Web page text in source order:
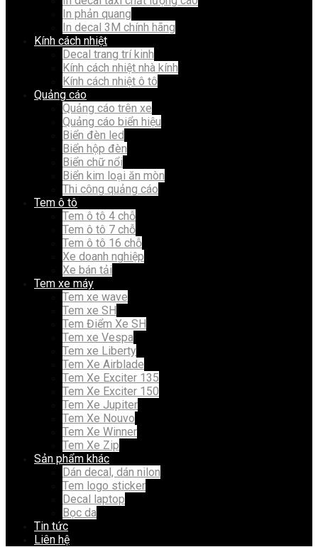
In phản quang
In decal 3M chính hãng
Kính cách nhiệt
Decal trang trí kinh
Kính cách nhiệt nhà kính
Kính cách nhiệt ô tô
Quảng cáo
Quảng cáo trên xe
Quảng cáo biển hiệu
Biển đèn led
Biển hộp đèn
Biển chữ nổi
Biển kim loại ăn mòn
Thi công quảng cáo
Tem ô tô
Tem ô tô 4 chỗ
Tem ô tô 7 chỗ
Tem ô tô 16 chỗ
Xe doanh nghiệp
Xe bán tải
Tem xe máy
Tem xe wave
Tem xe SH
Tem Điểm Xe SH
Tem xe Vespa
Tem xe Liberty
Tem Xe Airblade
Tem Xe Exciter 135
Tem Xe Exciter 150
Tem Xe Jupiter
Tem Xe Nouvo
Tem Xe Winner
Tem Xe Zip
Sản phẩm khác
Dán decal, dán nilon
Tem logo sticker
Decal laptop
Bọc da
Tin tức
Liên hệ